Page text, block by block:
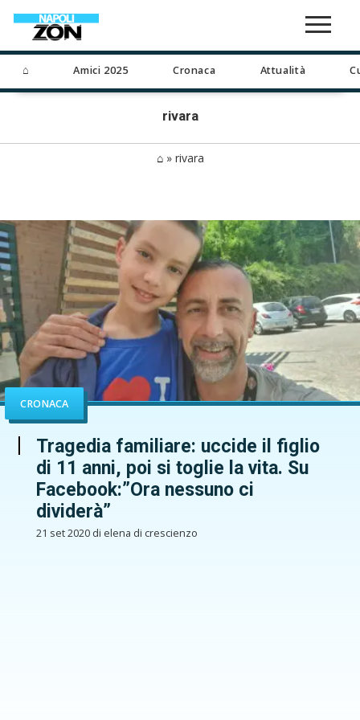
⌂ Amici 2025 Cronaca Attualità
rivara
⌂» rivara
CRONACA
Tragedia familiare: uccide il figlio
di 11 anni, poi si toglie la vita. Su
Facebook:”Ora nessuno ci
dividerà”
21 set 2020 di elena di crescienzo